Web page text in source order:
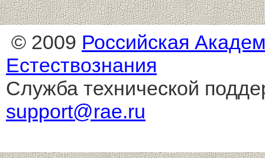
© 2009 Российская
Естествознания
Служба технической
support@rae.ru